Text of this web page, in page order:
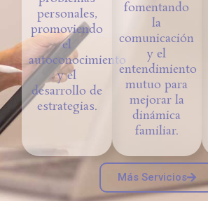
personales,
promoviendo
el
autoconocimiento
y el
desarrollo de
estrategias.
fomentando
la
comunicación
y el
entendimiento
mutuo para
mejorar la
dinámica
familiar.
Más Servicios